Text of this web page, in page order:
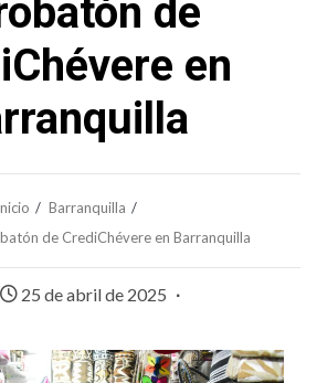
de
en
Barranquilla
de CrediChévere en Barranquilla
25 de abril de 2025